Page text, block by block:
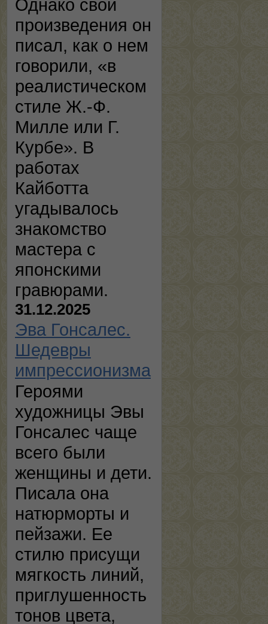
Однако свои
произведения он
писал, как о нем
говорили, «в
реалистическом
стиле Ж.-Ф.
Милле или Г.
Курбе». В
работах
Кайботта
угадывалось
знакомство
мастера с
японскими
гравюрами.
31.12.2025
Эва Гонсалес.
Шедевры
импрессионизма
Героями
художницы Эвы
Гонсалес чаще
всего были
женщины и дети.
Писала она
натюрморты и
пейзажи. Ее
стилю присущи
мягкость линий,
приглушенность
тонов цвета,